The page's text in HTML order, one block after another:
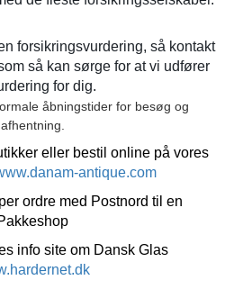
forsikringsvurdering, så kontakt
så kan sørge for at vi udfører
for dig.
åbningstider for besøg og
afhentning.
eller bestil online på vores
antique.com
ordre med Postnord til en
info site om Dansk Glas